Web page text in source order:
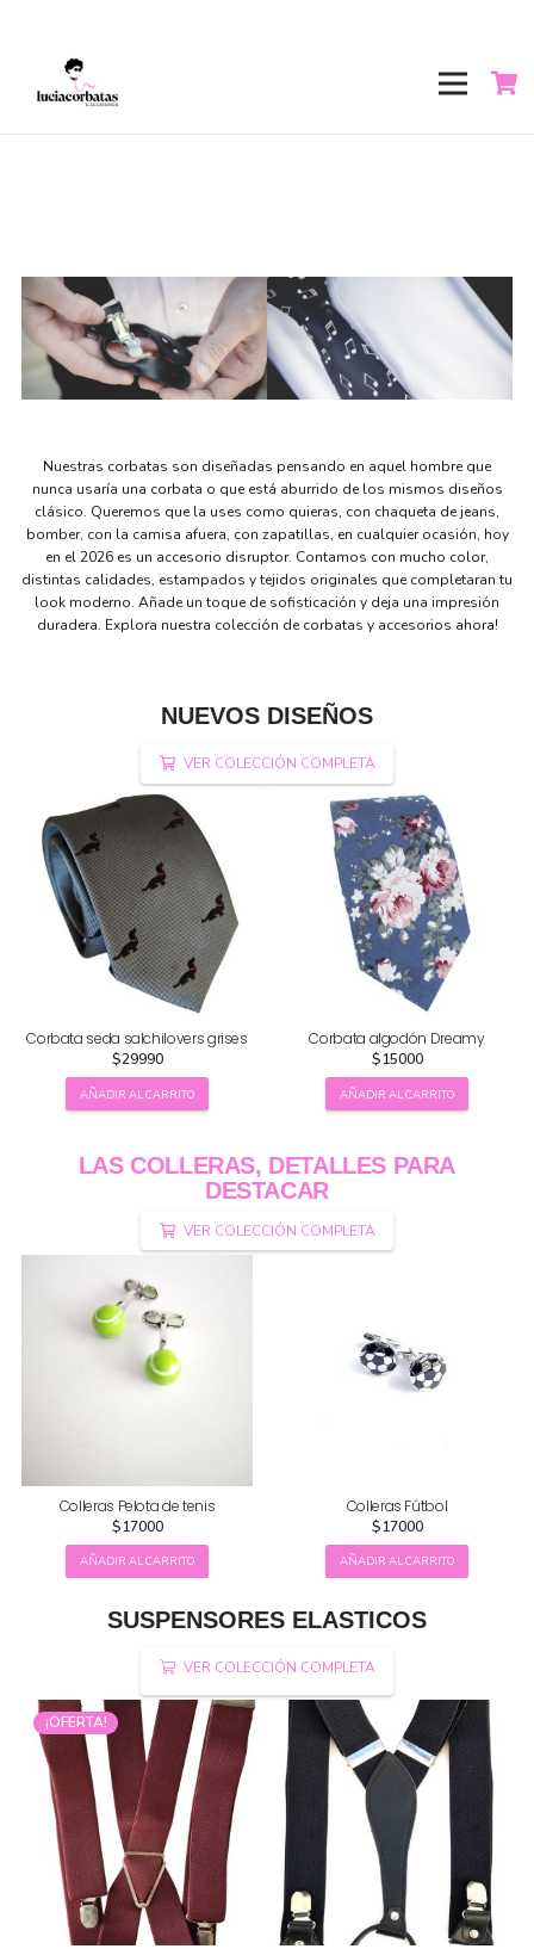
Nuestras corbatas son diseñadas pensando en aquel hombre que
nunca usaría una corbata o que está aburrido de los mismos diseños
clásico. Queremos que la uses como quieras, con chaqueta de jeans,
bomber, con la camisa afuera, con zapatillas, en cualquier ocasión, hoy
en el 2026 es un accesorio disruptor. Contamos con mucho color,
distintas calidades, estampados y tejidos originales que completaran tu
look moderno. Añade un toque de sofisticación y deja una impresión
duradera. Explora nuestra colección de corbatas y accesorios ahora!
NUEVOS DISEÑOS
VER COLECCIÓN COMPLETA
Corbata seda salchilovers grises
$29990
AÑADIR AL CARRITO
Corbata algodón Dreamy
$15000
AÑADIR AL CARRITO
LAS COLLERAS, DETALLES PARA
DESTACAR
VER COLECCIÓN COMPLETA
Colleras Pelota de tenis
$17000
AÑADIR AL CARRITO
Colleras Fútbol
$17000
AÑADIR AL CARRITO
SUSPENSORES ELASTICOS
VER COLECCIÓN COMPLETA
¡OFERTA!